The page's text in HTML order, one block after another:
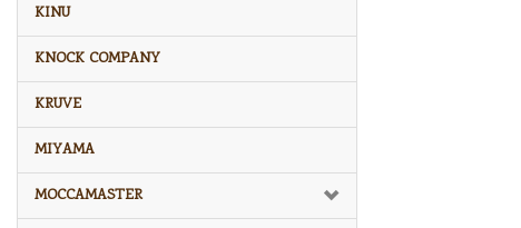
KINU
KNOCK COMPANY
KRUVE
MIYAMA
MOCCAMASTER